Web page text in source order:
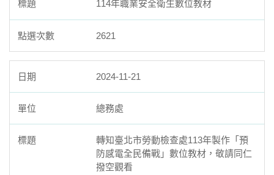
114年職業安全衛生數位教材
2621
2024-11-21
總務處
轉知臺北市勞動檢查處113年製作「預
防感電全民備戰」數位教材，敬請同仁
撥空觀看